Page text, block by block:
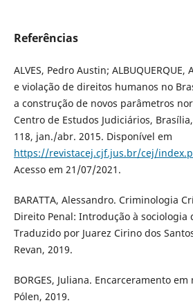
Referências
ALVES, Pedro Austin;
e violação de direitos humanos no
a construção de novos parâmetros
Centro de Estudos Judiciários,
118, jan./abr. 2015. Disponível em
https://revistacej.cjf.jus.br/cej/
Acesso em 21/07/2021.
BARATTA, Alessandro. Criminologia
Direito Penal: Introdução à sociologia
Traduzido por Juarez Cirino dos
Revan, 2019.
BORGES, Juliana. Encarceramento em
Pólen, 2019.